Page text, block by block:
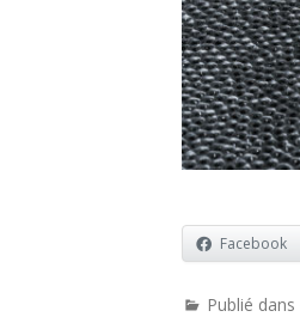
Facebook
Publié dans